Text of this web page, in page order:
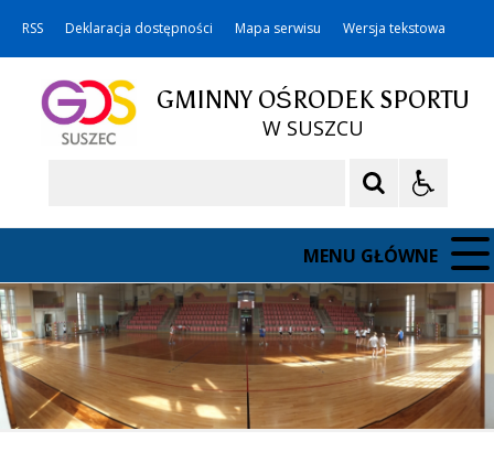
RSS Deklaracja dostępności Mapa serwisu Wersja tekstowa
GMINNY OŚRODEK SPORTU
W SUSZCU
MENU GŁÓWNE